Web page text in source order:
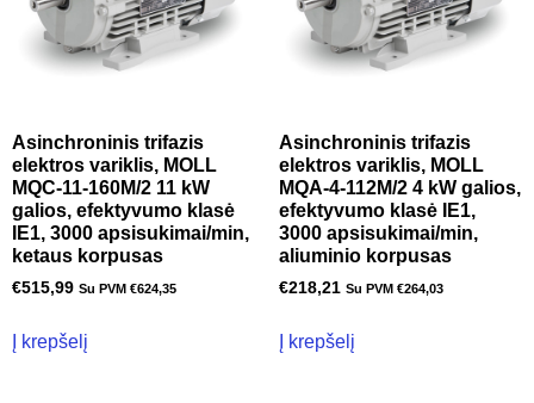
Asinchroninis trifazis
elektros variklis, MOLL
MQC-11-160M/2 11 kW
galios, efektyvumo klasė
IE1, 3000 apsisukimai/min,
ketaus korpusas
€515,99 Su PVM €624,35
Į krepšelį
Asinchroninis trifazis
elektros variklis, MOLL
MQA-4-112M/2 4 kW galios,
efektyvumo klasė IE1,
3000 apsisukimai/min,
aliuminio korpusas
€218,21 Su PVM €264,03
Į krepšelį